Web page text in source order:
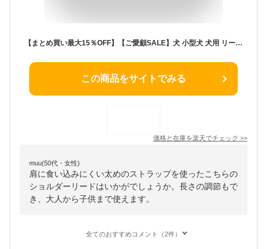
【まとめ買い最大15％OFF】【ご愛顧SALE】犬 小型犬 犬用 リード ファッションリード 肩掛けリード ラディカ radica 迷子防止 脱走防止 多機能リード 散歩 お出かけ 胴輪 ハーネス 交換OK/返品不可 メール便可 ショルダーリード
この商品をサイトでみる
価格と在庫を楽天でチェック >>
muu(50代・女性)
肩に食い込みにくい太めのストラップを使ったこちらの
ショルダーリードはいかがでしょうか。長さの調節もで
き、大人から子供まで使えます。
全てのおすすめコメント（2件）